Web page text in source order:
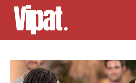
Skip
content